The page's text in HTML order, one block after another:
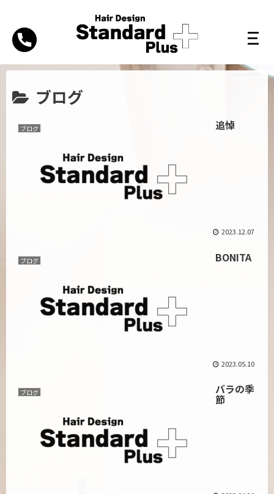
ブログ
ブログ 追悼
2023.12.07
ブログ BONITA
2023.05.10
ブログ バラの季
節